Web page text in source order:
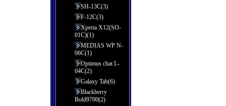
SH-13C(3)
F-12C(3)
Xperia X12(SO-
01C)(1)
MEDIAS WP N-
06C(1)
Optimus chat L-
04C(2)
Galaxy Tab(6)
Blackberry
Bold9700(2)